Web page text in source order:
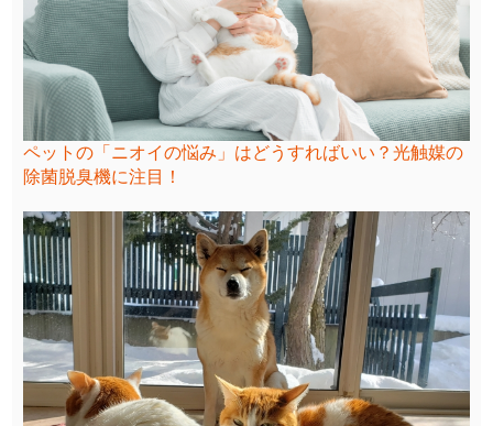
ペットの「ニオイの悩み」はどうすればいい？光触媒の
除菌脱臭機に注目！